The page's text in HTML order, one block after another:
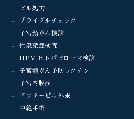
ピル処方
ブライダルチェック
子宮頸がん検診
性感染症検査
HPV ヒトパピローマ検診
子宮頸がん予防ワクチン
子宮内膜症
アフターピル外来
中絶手術